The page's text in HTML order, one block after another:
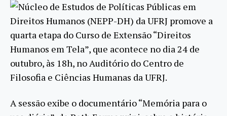
Núcleo de Estudos de Políticas Públicas em
Direitos Humanos (NEPP-DH) da UFRJ promove a
quarta etapa do Curso de Extensão “Direitos
Humanos em Tela”, que acontece no dia 24 de
outubro, às 18h, no Auditório do Centro de
Filosofia e Ciências Humanas da UFRJ.
A sessão exibe o documentário “Memória para o